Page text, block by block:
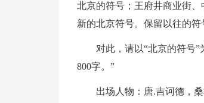
北京的符号；王府井商业街
新的北京符号。保留以往的符
对此，请以“北京的符号
800字。”
出场人物：唐.吉诃德，